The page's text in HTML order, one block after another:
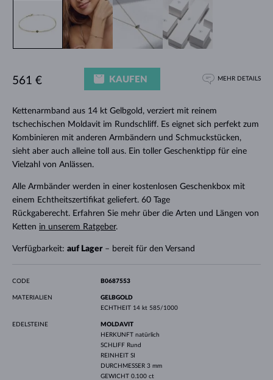
Kettenarmband aus 14 kt Gelbgold, verziert mit reinem
tschechischen Moldavit im Rundschliff. Es eignet sich perfekt zum
Kombinieren mit anderen Armbändern und Schmuckstücken,
sieht aber auch alleine toll aus. Ein toller Geschenktipp für eine
Vielzahl von Anlässen.
Alle Armbänder werden in einer kostenlosen Geschenkbox mit
einem Echtheitszertifikat geliefert. 60 Tage
Rückgaberecht. Erfahren Sie mehr über die Arten und Längen von
Ketten in unserem Ratgeber.
Verfügbarkeit: auf Lager– bereit für den Versand
561 € KAUFEN MEHR DETAILS
CODE B0687553
MATERIALIEN
GELBGOLD
ECHTHEIT 14 kt 585/1000
EDELSTEINE
MOLDAVIT
HERKUNFT natürlich
SCHLIFF Rund
REINHEIT SI
DURCHMESSER 3 mm
GEWICHT 0.100 ct